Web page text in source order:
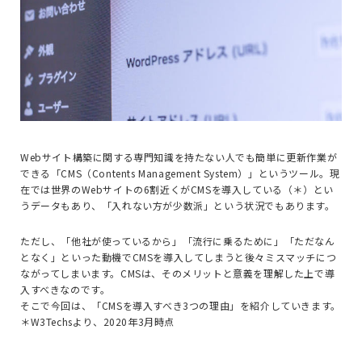
Webサイト構築に関する専門知識を持たない人でも簡単に更新作業が
できる「CMS（Contents Management System）」というツール。現
在では世界のWebサイトの6割近くがCMSを導入している（＊）とい
うデータもあり、「入れない方が少数派」という状況でもあります。
ただし、「他社が使っているから」「流行に乗るために」「ただなん
となく」といった動機でCMSを導入してしまうと後々ミスマッチにつ
ながってしまいます。CMSは、そのメリットと意義を理解した上で導
入すべきなのです。
そこで今回は、「CMSを導入すべき3つの理由」を紹介していきます。
＊W3Techsより、2020年3月時点